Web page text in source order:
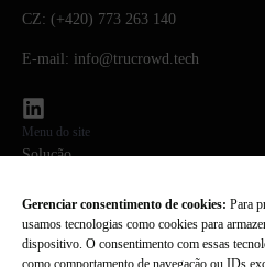
Gerenciar consentimento de cookies: Para
usamos tecnologias como cookies para
dispositivo. O consentimento com essas
como comportamento de navegação ou IDs
Menu do site
Solução
Sobre nós
CZ: (+420) 773 263 140
E-mail: info@trucrowd.tech